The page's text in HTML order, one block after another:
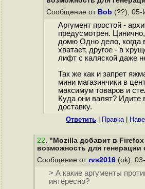
Сообщение от Bob (??),
Аргумент простой -
предусмотрен.
домю Одно дело, когда
хватает, другое - в
лифт с каляской даже
Так же как и запрет
мини магазинчики в
максимум товаров и
Куда они валят?
доставку.
Ответить Правка|
22. "Mozilla добавит в Firefox
возможность для генерации
Сообщение от rvs2016 (ok),
> А какие аргументы
интересно?